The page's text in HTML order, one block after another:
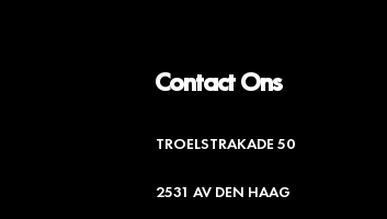
Contact Ons
TROELSTRAKADE 50
2531 AV DEN HAAG